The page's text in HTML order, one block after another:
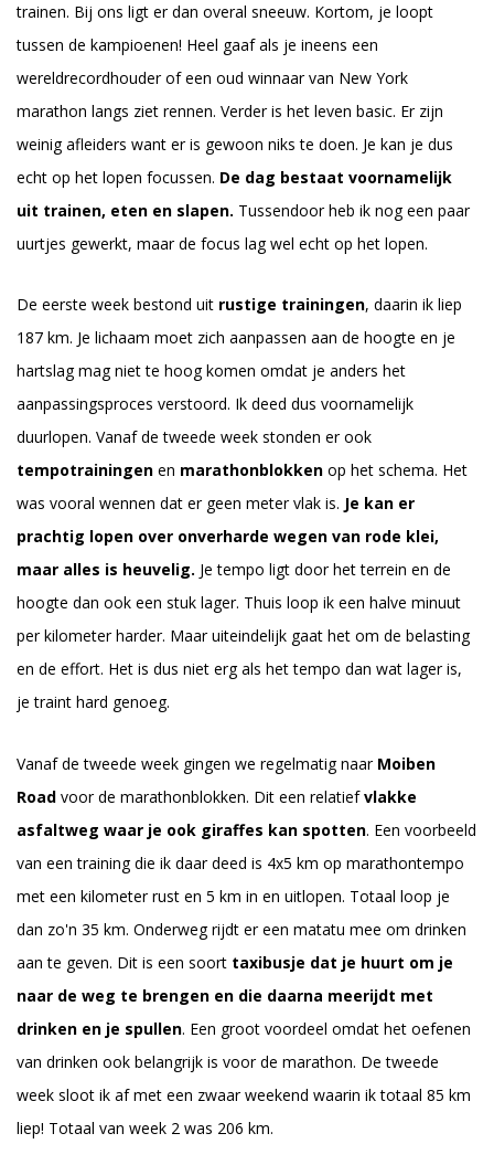
trainen. Bij ons ligt er dan overal sneeuw. Kortom, je loopt
tussen de kampioenen! Heel gaaf als je ineens een
wereldrecordhouder of een oud winnaar van New York
marathon langs ziet rennen. Verder is het leven basic. Er zijn
weinig afleiders want er is gewoon niks te doen. Je kan je dus
echt op het lopen focussen. De dag bestaat voornamelijk
uit trainen, eten en slapen. Tussendoor heb ik nog een paar
uurtjes gewerkt, maar de focus lag wel echt op het lopen.
De eerste week bestond uit rustige trainingen, daarin ik liep
187 km. Je lichaam moet zich aanpassen aan de hoogte en je
hartslag mag niet te hoog komen omdat je anders het
aanpassingsproces verstoord. Ik deed dus voornamelijk
duurlopen. Vanaf de tweede week stonden er ook
tempotrainingen en marathonblokken op het schema. Het
was vooral wennen dat er geen meter vlak is. Je kan er
prachtig lopen over onverharde wegen van rode klei,
maar alles is heuvelig. Je tempo ligt door het terrein en de
hoogte dan ook een stuk lager. Thuis loop ik een halve minuut
per kilometer harder. Maar uiteindelijk gaat het om de belasting
en de effort. Het is dus niet erg als het tempo dan wat lager is,
je traint hard genoeg.
Vanaf de tweede week gingen we regelmatig naar Moiben
Road voor de marathonblokken. Dit een relatiefvlakke
asfaltweg waar je ook giraffes kan spotten. Een voorbeeld
van een training die ik daar deed is 4x5 km op marathontempo
met een kilometer rust en 5 km in en uitlopen. Totaal loop je
dan zo'n 35 km. Onderweg rijdt er een matatu mee om drinken
aan te geven. Dit is een soort taxibusje dat je huurt om je
naar de weg te brengen en die daarna meerijdt met
drinken en je spullen. Een groot voordeel omdat het oefenen
van drinken ook belangrijk is voor de marathon. De tweede
week sloot ik af met een zwaar weekend waarin ik totaal 85 km
liep! Totaal van week 2 was 206 km.